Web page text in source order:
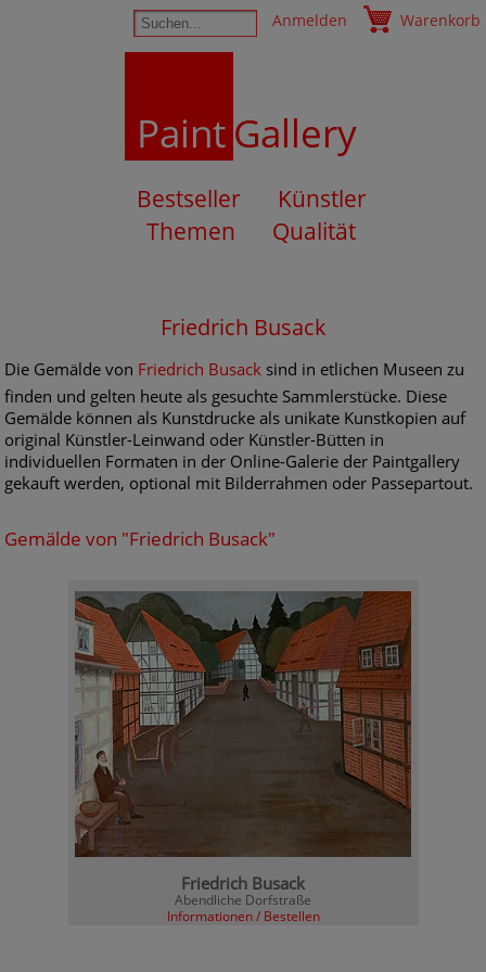
Anmelden Warenkorb
PaintGallery
Bestseller
Künstler
Themen
Qualität
Friedrich Busack
Die Gemälde von Friedrich Busack sind in etlichen Museen zu
finden und gelten heute als gesuchte Sammlerstücke. Diese
Gemälde können als Kunstdrucke als unikate Kunstkopien auf
original Künstler-Leinwand oder Künstler-Bütten in
individuellen Formaten in der Online-Galerie der Paintgallery
gekauft werden, optional mit Bilderrahmen oder Passepartout.
Gemälde von "Friedrich Busack"
Friedrich Busack
Abendliche Dorfstraße
Informationen / Bestellen